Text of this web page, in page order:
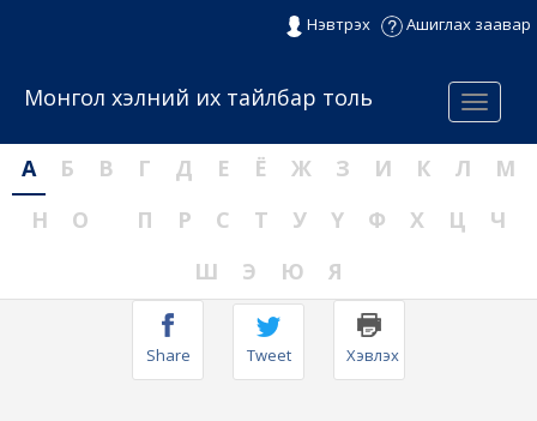
Нэвтрэх Ашиглах заавар
Menu
Монгол хэлний их тайлбар толь
А Б В Г Д Е Ё Ж З И К Л
М
Н
О П Р С Т У Ү Ф Х Ц
Ч
Ш
Э Ю Я
Share Tweet Хэвлэх